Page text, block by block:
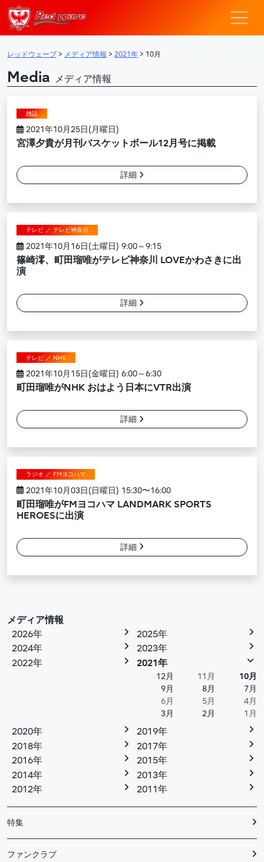
メインナビゲーション
レッドウェー
レッドウェーブ > メディア情報 > 2021年 > 10月
Media メディア情報
雑誌
2021年10月25日(月曜日)
宮澤夕貴が月刊バスケットボール12月号に掲載
詳細
テレビ ／ テレビ神奈川
2021年10月16日(土曜日) 9:00～9:15
篠崎澪、町田瑠唯がテレビ神奈川 LOVEかわさきに出
演
詳細
テレビ ／ NHK
2021年10月15日(金曜日) 6:00～6:30
町田瑠唯がNHK おはよう日本にVTR出演
詳細
ラジオ ／ FMヨコハマ
2021年10月03日(日曜日) 15:30〜16:00
町田瑠唯がFMヨコハマ LANDMARK SPORTS
HEROESに出演
詳細
メディア情報
2026年
2025年
2024年
2023年
2022年
2021年
12月 11月
10月
9月
8月
7月
6月
5月
4月
3月
2月 1月
2020年
2019年
2018年
2017年
2016年
2015年
2014年
2013年
2012年
2011年
特集
ファンクラブ